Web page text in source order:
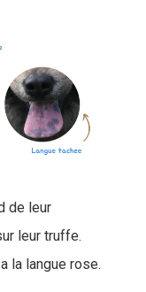
de leur
leur truffe.
la langue rose.